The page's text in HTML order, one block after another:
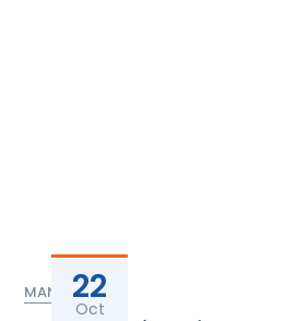
22
Oct
MANAGER